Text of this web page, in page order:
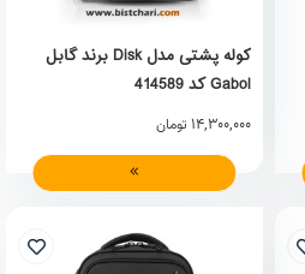
کوله پشتی مدل Disk برند گابل
Gabol کد 414589
14,300,000 تومان